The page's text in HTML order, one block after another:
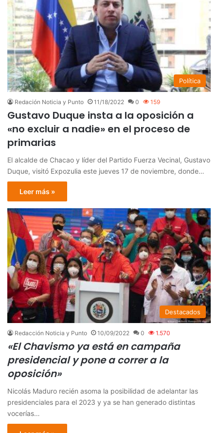
Política
Redación Noticia y Punto 11/18/2022 0 159
Gustavo Duque insta a la oposición a
«no excluir a nadie» en el proceso de
primarias
El alcalde de Chacao y líder del Partido Fuerza Vecinal, Gustavo
Duque, visitó Expozulia este jueves 17 de noviembre, donde…
Leer más »
Destacados
Redacción Noticia y Punto 10/09/2022 0 1.570
«El Chavismo ya está en campaña
presidencial y pone a correr a la
oposición»
Nicolás Maduro recién asoma la posibilidad de adelantar las
presidenciales para el 2023 y ya se han generado distintas
vocerías…